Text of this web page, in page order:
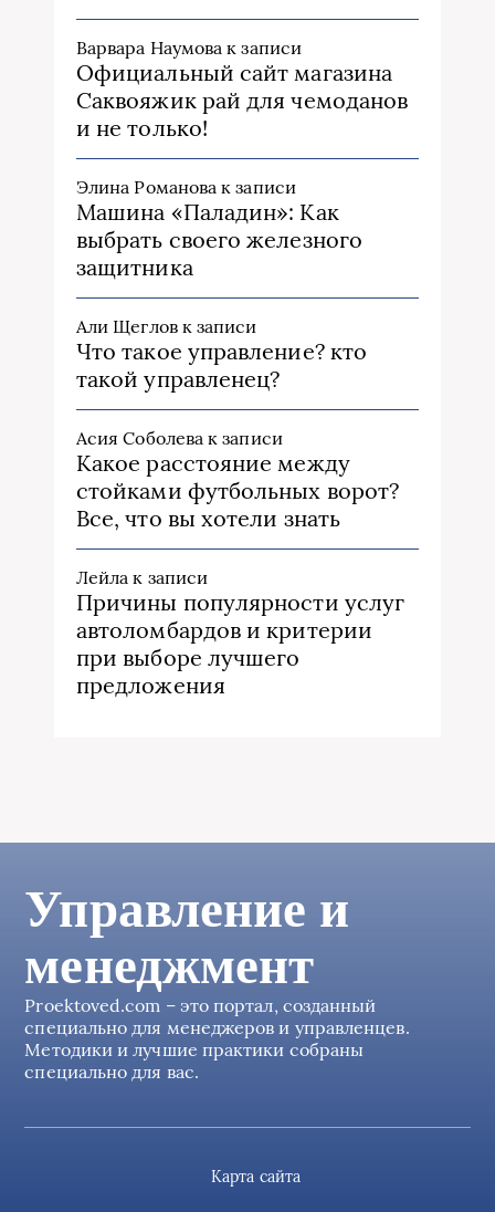
Варвара Наумова к записи
Официальный сайт магазина
Саквояжик рай для чемоданов
и не только!
Элина Романова к записи
Машина «Паладин»: Как
выбрать своего железного
защитника
Али Щегловк записи
Что такое управление? кто
такой управленец?
Асия Соболева к записи
Какое расстояние между
стойками футбольных ворот?
Все, что вы хотели знать
Лейла к записи
Причины популярности услуг
автоломбардов и критерии
при выборе лучшего
предложения
Управление и
менеджмент
Proektoved.com – это портал, созданный
специально для менеджеров и управленцев.
Методики и лучшие практики собраны
специально для вас.
Карта сайта